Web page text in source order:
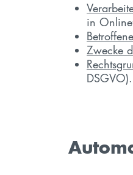
in
Zwecke
DSGVO).